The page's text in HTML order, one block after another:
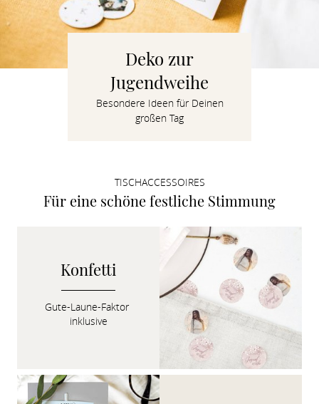
Deko zur
Jugendweihe
Besondere Ideen für Deinen
großen Tag
TISCHACCESSOIRES
Für eine schöne festliche Stimmung
Konfetti
Gute-Laune-Faktor
inklusive